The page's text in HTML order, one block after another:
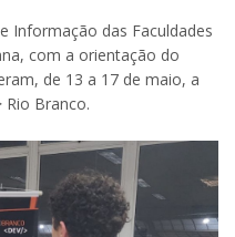
Informação das Faculdades
com a orientação do
de 13 a 17 de maio, a
Branco.